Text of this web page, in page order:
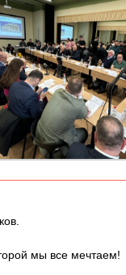
мы все мечтаем!